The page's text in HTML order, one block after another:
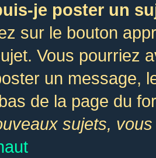
je poster un
sur le bouton
Vous pourriez
un message,
de la page du
sujets,